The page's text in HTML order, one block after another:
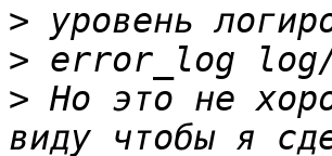
>
>
> Но это не